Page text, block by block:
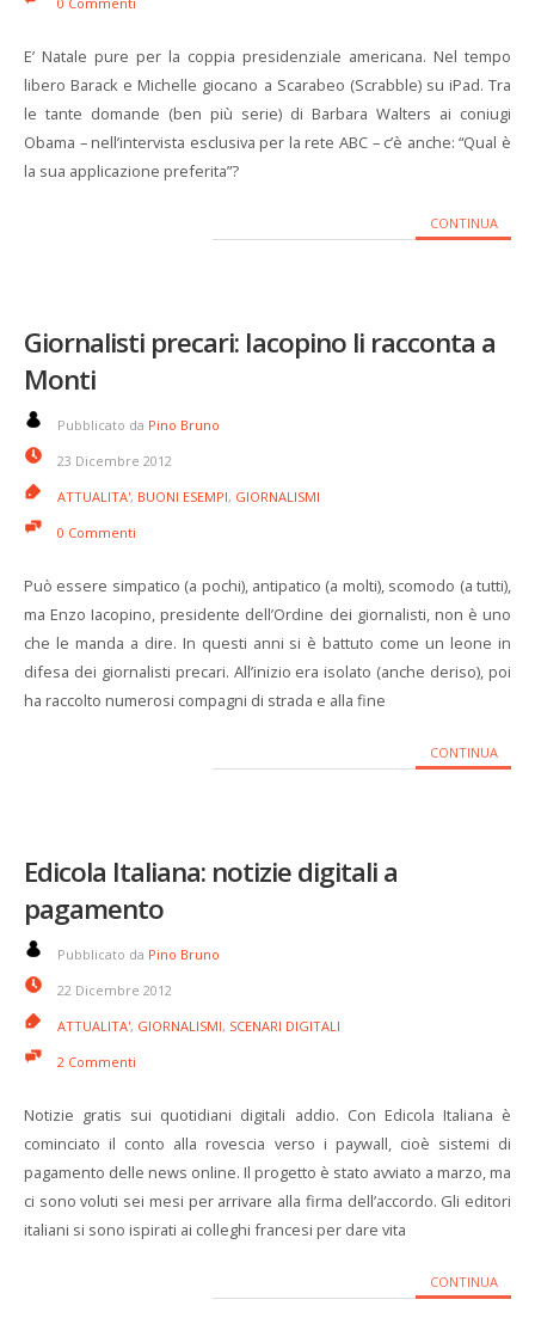
E’ Natale pure per la coppia presidenziale americana. Nel tempo
libero Barack e Michelle giocano a Scarabeo (Scrabble) su iPad. Tra
le tante domande (ben più serie) di Barbara Walters ai coniugi
Obama – nell’intervista esclusiva per la rete ABC – c’è anche: “Qual è
la sua applicazione preferita”?
CONTINUA
Giornalisti precari: Iacopino li racconta a
Monti
Pubblicato da Pino Bruno
23 Dicembre 2012
ATTUALITA', BUONI ESEMPI, GIORNALISMI
0 Commenti
Può essere simpatico (a pochi), antipatico (a molti), scomodo (a tutti),
ma Enzo Iacopino, presidente dell’Ordine dei giornalisti, non è uno
che le manda a dire. In questi anni si è battuto come un leone in
difesa dei giornalisti precari. All’inizio era isolato (anche deriso), poi
ha raccolto numerosi compagni di strada e alla fine
CONTINUA
Edicola Italiana: notizie digitali a
pagamento
Pubblicato da Pino Bruno
22 Dicembre 2012
ATTUALITA', GIORNALISMI, SCENARI DIGITALI
2 Commenti
Notizie gratis sui quotidiani digitali addio. Con Edicola Italiana è
cominciato il conto alla rovescia verso i paywall, cioè sistemi di
pagamento delle news online. Il progetto è stato avviato a marzo, ma
ci sono voluti sei mesi per arrivare alla firma dell’accordo. Gli editori
italiani si sono ispirati ai colleghi francesi per dare vita
CONTINUA